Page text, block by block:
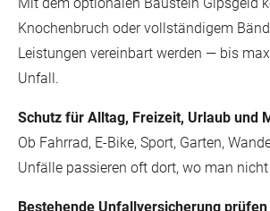
Knochenbruch oder vollständigem
Leistungen vereinbart werden — bis
Unfall.
Schutz für Alltag, Freizeit, Urlaub und
Ob Fahrrad, E-Bike, Sport, Garten,
Unfälle passieren oft dort, wo man
Bestehende Unfallversicherung prüfen